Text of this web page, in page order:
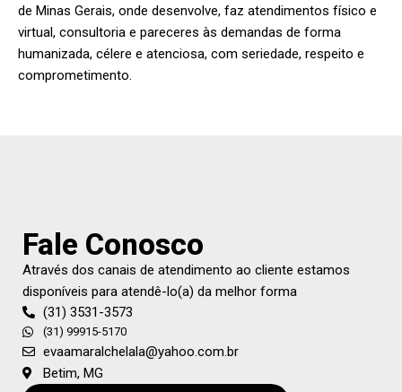
de Minas Gerais, onde desenvolve, faz atendimentos físico e
virtual, consultoria e pareceres às demandas de forma
humanizada, célere e atenciosa, com seriedade, respeito e
comprometimento.
Fale Conosco
Através dos canais de atendimento ao cliente estamos
disponíveis para atendê-lo(a) da melhor forma
(31) 3531-3573
(31) 99915-5170
evaamaralchelala@yahoo.com.br
Betim, MG